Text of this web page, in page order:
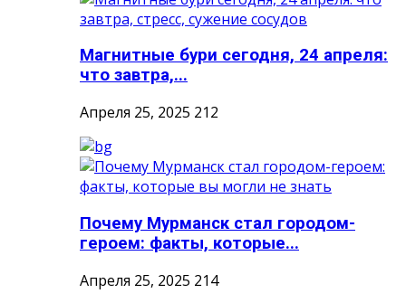
Магнитные бури сегодня, 24 апреля:
что завтра,...
Апреля 25, 2025 212
Почему Мурманск стал городом-
героем: факты, которые...
Апреля 25, 2025 214